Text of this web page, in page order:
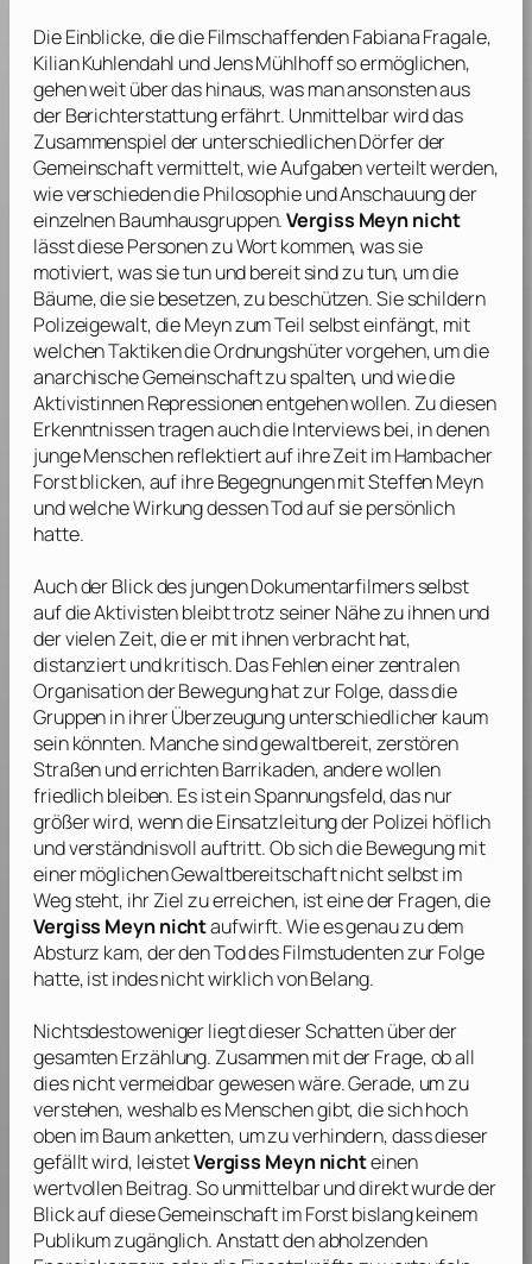
Die Einblicke, die die FilmschaffendenFabiana Fragale,
Kilian Kuhlendahl undJens Mühlhoffso ermöglichen,
gehen weit über das hinaus, was man ansonsten aus
der Berichterstattung erfährt. Unmittelbar wird das
Zusammenspiel der unterschiedlichen Dörfer der
Gemeinschaft vermittelt, wie Aufgaben verteilt werden,
wie verschieden die Philosophie und Anschauung der
einzelnen Baumhausgruppen.Vergiss Meyn nicht
lässt diese Personen zu Wort kommen, was sie
motiviert, was sie tun und bereit sind zu tun, um die
Bäume, die sie besetzen, zu beschützen. Sie schildern
Polizeigewalt, dieMeynzum Teil selbst einfängt, mit
welchen Taktiken die Ordnungshüter vorgehen, um die
anarchische Gemeinschaft zu spalten, und wie die
Aktivistinnen Repressionen entgehen wollen. Zu diesen
Erkenntnissen tragen auch die Interviews bei, in denen
junge Menschen reflektiert auf ihre Zeit im Hambacher
Forst blicken, auf ihre Begegnungen mitSteffen Meyn
und welche Wirkung dessen Tod auf sie persönlich
hatte.
Auch der Blick des jungen Dokumentarfilmers selbst
auf die Aktivisten bleibt trotz seiner Nähe zu ihnen und
der vielen Zeit, die er mit ihnen verbracht hat,
distanziert und kritisch. Das Fehlen einer zentralen
Organisation der Bewegung hat zur Folge, dass die
Gruppen in ihrer Überzeugung unterschiedlicher kaum
sein könnten. Manche sind gewaltbereit, zerstören
Straßen und errichten Barrikaden, andere wollen
friedlich bleiben. Es ist ein Spannungsfeld, das nur
größer wird, wenn die Einsatzleitung der Polizei höflich
und verständnisvoll auftritt. Ob sich die Bewegung mit
einer möglichen Gewaltbereitschaft nicht selbst im
Weg steht, ihr Ziel zu erreichen, ist eine der Fragen, die
Vergiss Meyn nichtaufwirft. Wie es genau zu dem
Absturz kam, der den Tod des Filmstudenten zur Folge
hatte, ist indes nicht wirklich von Belang.
Nichtsdestoweniger liegt dieser Schatten über der
gesamten Erzählung. Zusammen mit der Frage, ob all
dies nicht vermeidbar gewesen wäre. Gerade, um zu
verstehen, weshalb es Menschen gibt, die sich hoch
oben im Baum anketten, um zu verhindern, dass dieser
gefällt wird, leistetVergiss Meyn nichteinen
wertvollen Beitrag. So unmittelbar und direkt wurde der
Blick auf diese Gemeinschaft im Forst bislang keinem
Publikum zugänglich. Anstatt den abholzenden